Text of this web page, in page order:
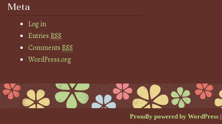
Meta
Log in
Entries RSS
Comments RSS
WordPress.org
Proudly powered by WordPress